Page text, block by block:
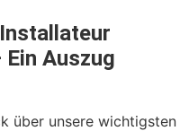
Auszug
über unsere wichtigsten